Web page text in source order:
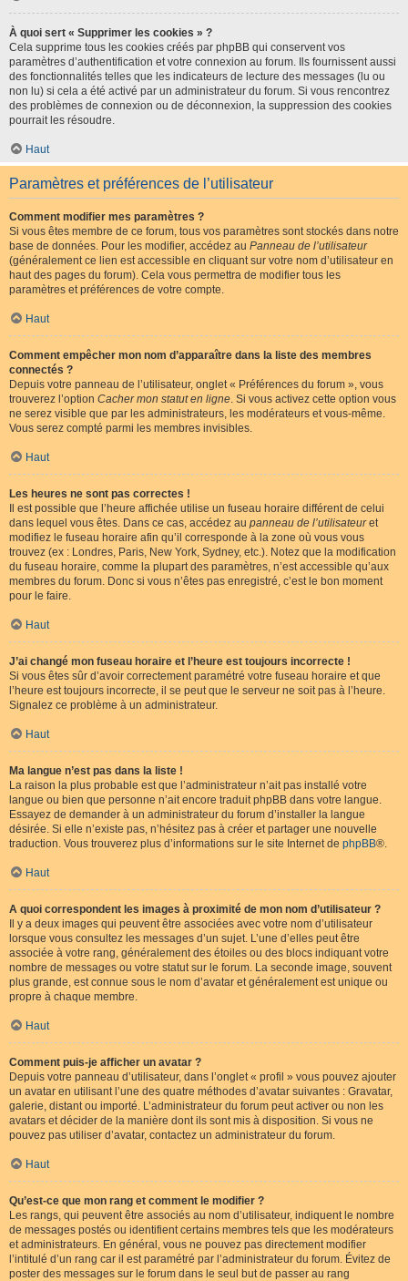
À quoi sert « Supprimer les cookies » ?
Cela supprime tous les cookies créés par phpBB qui conservent vos
paramètres d’authentification et votre connexion au forum. Ils fournissent aussi
des fonctionnalités telles que les indicateurs de lecture des messages (lu ou
non lu) si cela a été activé par un administrateur du forum. Si vous rencontrez
des problèmes de connexion ou de déconnexion, la suppression des cookies
pourrait les résoudre.
Haut
Paramètres et préférences de l’utilisateur
Comment modifier mes paramètres ?
Si vous êtes membre de ce forum, tous vos paramètres sont stockés dans notre
base de données. Pour les modifier, accédez au Panneau de l’utilisateur
(généralement ce lien est accessible en cliquant sur votre nom d’utilisateur en
haut des pages du forum). Cela vous permettra de modifier tous les
paramètres et préférences de votre compte.
Haut
Comment empêcher mon nom d’apparaître dans la liste des membres
connectés ?
Depuis votre panneau de l’utilisateur, onglet « Préférences du forum », vous
trouverez l’option Cacher mon statut en ligne. Si vous activez cette option vous
ne serez visible que par les administrateurs, les modérateurs et vous-même.
Vous serez compté parmi les membres invisibles.
Haut
Les heures ne sont pas correctes !
Il est possible que l’heure affichée utilise un fuseau horaire différent de celui
dans lequel vous êtes. Dans ce cas, accédez au panneau de l’utilisateuret
modifiez le fuseau horaire afin qu’il corresponde à la zone où vous vous
trouvez (ex : Londres, Paris, New York, Sydney, etc.). Notez que la modification
du fuseau horaire, comme la plupart des paramètres, n’est accessible qu’aux
membres du forum. Donc si vous n’êtes pas enregistré, c’est le bon moment
pour le faire.
Haut
J’ai changé mon fuseau horaire et l’heure est toujours incorrecte !
Si vous êtes sûr d’avoir correctement paramétré votre fuseau horaire et que
l’heure est toujours incorrecte, il se peut que le serveur ne soit pas à l’heure.
Signalez ce problème à un administrateur.
Haut
Ma langue n’est pas dans la liste !
La raison la plus probable est que l’administrateur n’ait pas installé votre
langue ou bien que personne n’ait encore traduit phpBB dans votre langue.
Essayez de demander à un administrateur du forum d’installer la langue
désirée. Si elle n’existe pas, n’hésitez pas à créer et partager une nouvelle
traduction. Vous trouverez plus d’informations sur le site Internet de phpBB®.
Haut
A quoi correspondent les images à proximité de mon nom d’utilisateur ?
Il y a deux images qui peuvent être associées avec votre nom d’utilisateur
lorsque vous consultez les messages d’un sujet. L’une d’elles peut être
associée à votre rang, généralement des étoiles ou des blocs indiquant votre
nombre de messages ou votre statut sur le forum. La seconde image, souvent
plus grande, est connue sous le nom d’avatar et généralement est unique ou
propre à chaque membre.
Haut
Comment puis-je afficher un avatar ?
Depuis votre panneau d’utilisateur, dans l’onglet « profil » vous pouvez ajouter
un avatar en utilisant l’une des quatre méthodes d’avatar suivantes : Gravatar,
galerie, distant ou importé. L’administrateur du forum peut activer ou non les
avatars et décider de la manière dont ils sont mis à disposition. Si vous ne
pouvez pas utiliser d’avatar, contactez un administrateur du forum.
Haut
Qu’est-ce que mon rang et comment le modifier ?
Les rangs, qui peuvent être associés au nom d’utilisateur, indiquent le nombre
de messages postés ou identifient certains membres tels que les modérateurs
et administrateurs. En général, vous ne pouvez pas directement modifier
l’intitulé d’un rang car il est paramétré par l’administrateur du forum. Évitez de
poster des messages sur le forum dans le seul but de passer au rang